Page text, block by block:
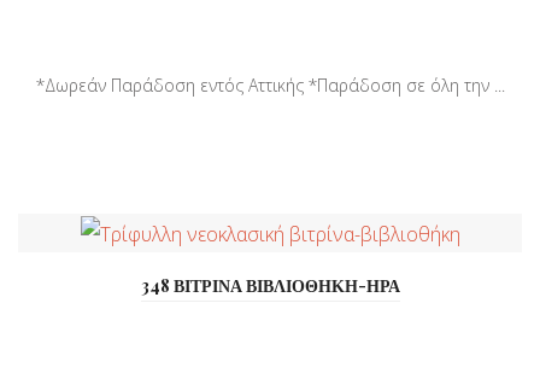
*Δωρεάν Παράδοση εντός Αττικής *Παράδοση σε όλη την ...
348 ΒΙΤΡΙΝΑ ΒΙΒΛΙΟΘΗΚΗ-ΗΡΑ